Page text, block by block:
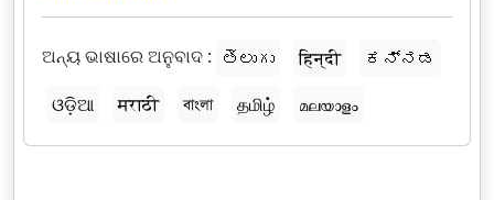
ଅନ୍ୟ ଭାଷାରେ ଅନୁବାଦ : తెలుగు हिन्दी
ಕನ್ನಡ
ଓଡ଼ିଆ
मराठी বাংলা தமிழ் മലയാളം